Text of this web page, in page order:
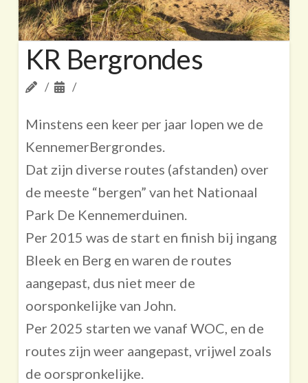
KR Bergrondes
Minstens een keer per jaar lopen we de
KennemerBergrondes.
Dat zijn diverse routes (afstanden) over
de meeste “bergen” van het Nationaal
Park De Kennemerduinen.
Per 2015 was de start en finish bij ingang
Bleek en Berg en waren de routes
aangepast, dus niet meer de
oorsponkelijke van John.
Per 2025 starten we vanaf WOC, en de
routes zijn weer aangepast, vrijwel zoals
de oorspronkelijke.